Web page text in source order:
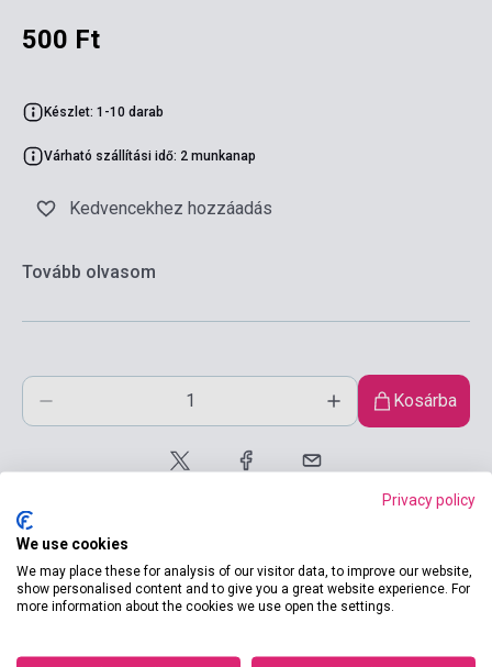
500 Ft
Készlet: 1-10 darab
Várható szállítási idő: 2 munkanap
Kedvencekhez hozzáadás
Tovább olvasom
Kosárba
Privacy policy
We use cookies
We may place these for analysis of our visitor data, to improve our website,
show personalised content and to give you a great website experience. For
more information about the cookies we use open the settings.